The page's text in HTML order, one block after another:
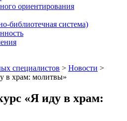
ориентирования
библиотечная система)
специалистов > Новости >
в храм: молитвы»
«Я иду в храм: